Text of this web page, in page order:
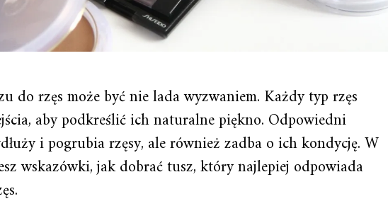
do rzęs może być nie lada wyzwaniem. Każdy typ rzęs
aby podkreślić ich naturalne piękno. Odpowiedni
i pogrubia rzęsy, ale również zadba o ich kondycję. W
wskazówki, jak dobrać tusz, który najlepiej odpowiada